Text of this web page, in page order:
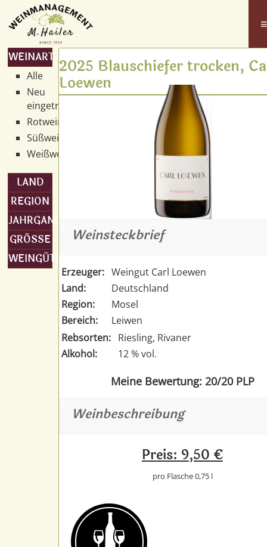
≡
WEINART
Alle
Neu
eingetroffen
Rotwein
Süßwein
Weißwein
LAND
REGION
JAHRGANG
GRÖSSE
WEINGÜTER
2025 Blauschiefer trocken,
Loewen
Weinsteckbrief
Erzeuger: Weingut Carl Loewen
Land:
Deutschland
Region:
Mosel
Bereich:
Leiwen
Rebsorten: Riesling, Rivaner
Alkohol:
12 % vol.
Meine Bewertung: 20/20 PLP
Weinbeschreibung
Preis: 9,50 €
pro Flasche 0,75 l